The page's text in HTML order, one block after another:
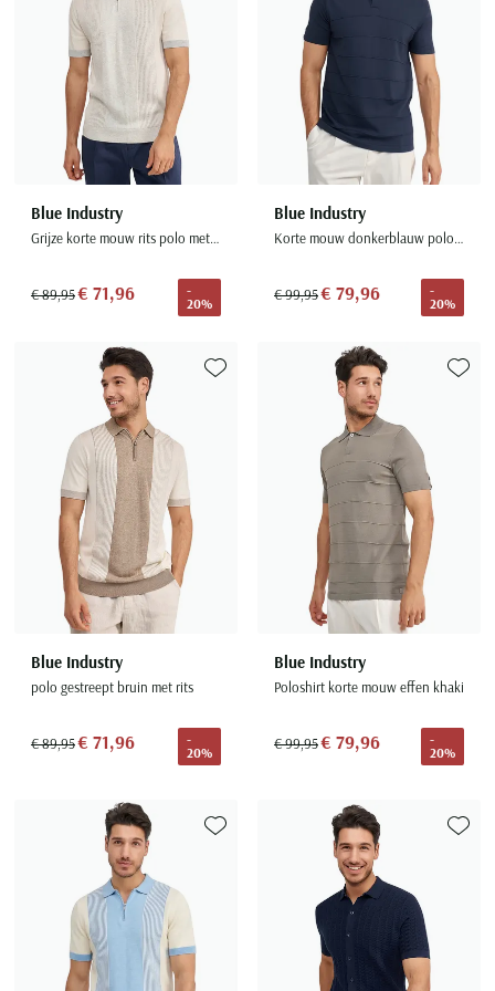
Blue Industry
Grijze korte mouw rits polo met boord
€ 89,95€ 71,96
-
20%
Blue Industry
Korte mouw donkerblauw poloshirt 1-knoop
€ 99,95€ 79,96
-
20%
Blue Industry
polo gestreept bruin met rits
€ 89,95€ 71,96
-
20%
Toevoegen aan favorieten
Blue Industry
Poloshirt korte mouw effen khaki
€ 99,95€ 79,96
-
20%
Toevoegen aan favorieten